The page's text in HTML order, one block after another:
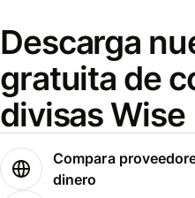
Descarga
gratuita de
divisas Wise
Compara
dinero